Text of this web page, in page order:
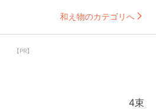
和え物のカテゴリへ
【PR】
4束